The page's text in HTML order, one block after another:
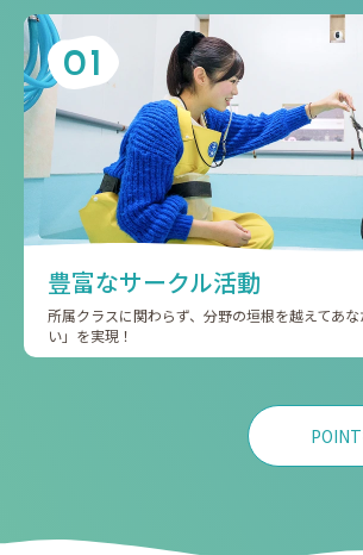
01
豊富なサークル活動
所属クラスに関わらず、分野の垣根を越えてあ
い」を実現！